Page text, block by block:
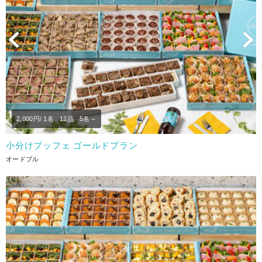
Previous
2,000円/ 1名 12品 5名～
小分けブッフェ ゴールドプラン
オードブル